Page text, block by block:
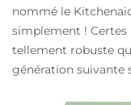
nommé le
simplement !
tellement robuste
génération suivante